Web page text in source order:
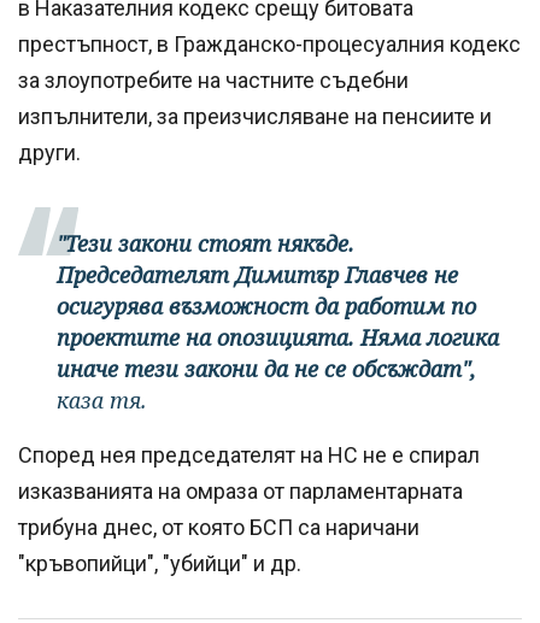
в Наказателния кодекс срещу битовата
престъпност, в Гражданско-процесуалния кодекс
за злоупотребите на частните съдебни
изпълнители, за преизчисляване на пенсиите и
други.
"Тези закони стоят някъде.
Председателят Димитър Главчев не
осигурява възможност да работим по
проектите на опозицията. Няма логика
иначе тези закони да не се обсъждат",
каза тя.
Според нея председателят на НС не е спирал
изказванията на омраза от парламентарната
трибуна днес, от която БСП са наричани
"кръвопийци", "убийци" и др.